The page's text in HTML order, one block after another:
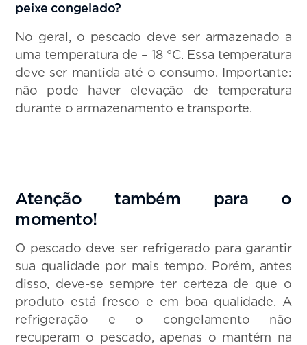
peixe congelado?
No geral, o pescado deve ser armazenado a
uma temperatura de – 18 °C. Essa temperatura
deve ser mantida até o consumo. Importante:
não pode haver elevação de temperatura
durante o armazenamento e transporte.
Atenção também para o
O pescado deve ser refrigerado para garantir
sua qualidade por mais tempo. Porém, antes
disso, deve-se sempre ter certeza de que o
produto está fresco e em boa qualidade. A
refrigeração e o congelamento não
recuperam o pescado, apenas o mantém na